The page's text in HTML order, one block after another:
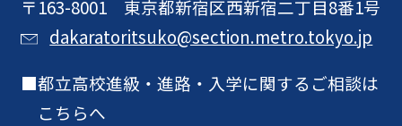
〒163-8001 東京都新宿区西新宿二丁目8番1号
dakaratoritsuko@section.metro.tokyo.jp
都立高校進級・進路・入学に関するご相談は
こちらへ